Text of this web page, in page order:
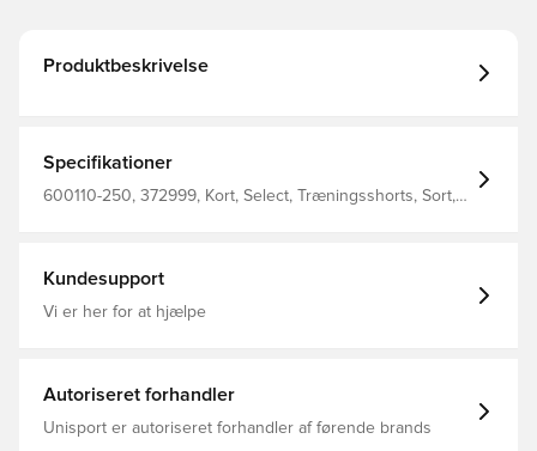
Produktbeskrivelse
Specifikationer
600110-250, 372999, Kort, Select, Træningsshorts, Sort,
Kundesupport
Vi er her for at hjælpe
Autoriseret forhandler
Unisport er autoriseret forhandler af førende brands